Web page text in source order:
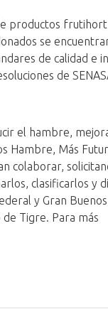
productos
se
de calidad e
de
el hambre,
Hambre, Más
colaborar,
clasificarlos y
y Gran Buenos
Tigre. Para más